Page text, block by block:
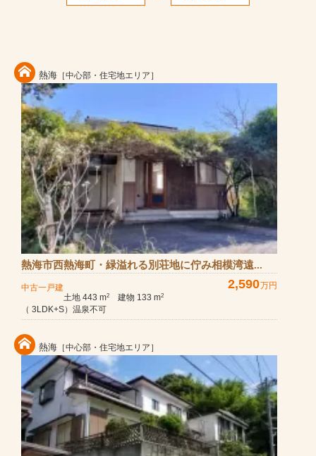
熱海 ［中心部・住宅地エリア］
熱海市西熱海町・緑溢れる別荘地に佇み相模湾遠...
中古一戸建 2,590万円
土地 443 m2 建物 133 m2
（ 3LDK+S）温泉不可
熱海 ［中心部・住宅地エリア］